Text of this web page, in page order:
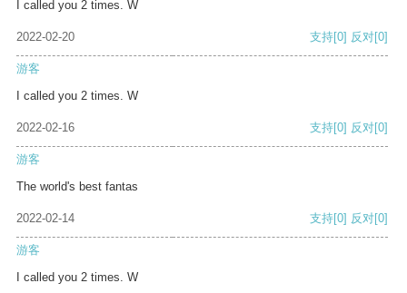
I called you 2 times. W
2022-02-20 支持[0] 反对[0]
游客
I called you 2 times. W
2022-02-16 支持[0] 反对[0]
游客
The world's best fantas
2022-02-14 支持[0] 反对[0]
游客
I called you 2 times. W